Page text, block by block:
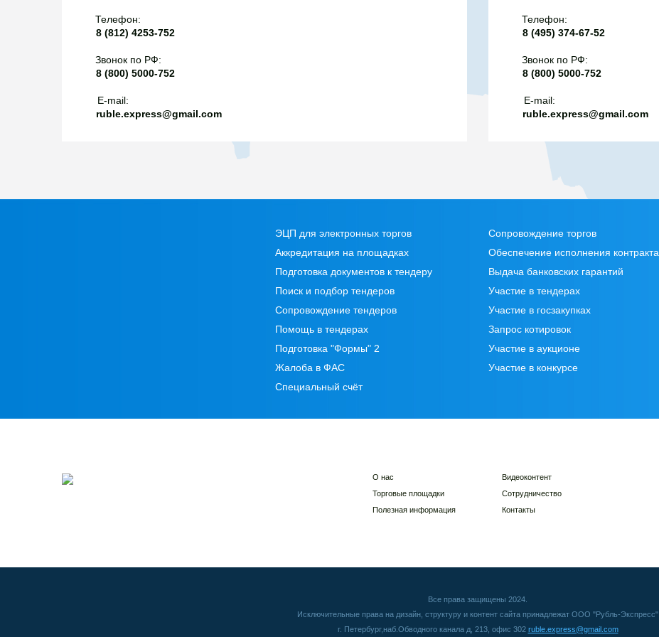
Телефон:
8 (812) 4253-752
Звонок по РФ:
8 (800) 5000-752
E-mail:
ruble.express@gmail.com
Телефон:
8 (495) 374-67-52
Звонок по РФ:
8 (800) 5000-752
E-mail:
ruble.express@gmail.com
ЭЦП для электронных торгов
Аккредитация на площадках
Подготовка документов к тендеру
Поиск и подбор тендеров
Сопровождение тендеров
Помощь в тендерах
Подготовка "Формы" 2
Жалоба в ФАС
Специальный счёт
Сопровождение торгов
Обеспечение исполнения контракта
Выдача банковских гарантий
Участие в тендерах
Участие в госзакупках
Запрос котировок
Участие в аукционе
Участие в конкурсе
О нас
Торговые площадки
Полезная информация
Видеоконтент
Сотрудничество
Контакты
Все права защищены 2024.
Исключительные права на дизайн, структуру и контент сайта принадлежат ООО "Рубль-Экспресс"
г. Петербург,наб.Обводного канала д, 213, офис 302 ruble.express@gmail.com